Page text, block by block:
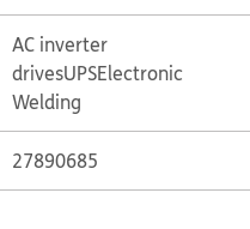
AC inverter
drivesUPSElectronic
Welding
27890685